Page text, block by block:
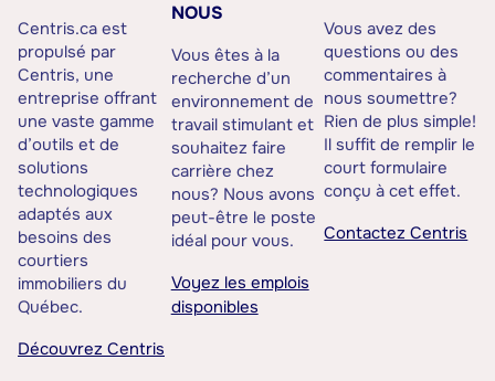
Centris.ca est
propulsé par
Centris, une
entreprise offrant
une vaste gamme
d’outils et de
solutions
technologiques
adaptés aux
besoins des
courtiers
immobiliers du
Québec.
Découvrez Centris
NOUS
Vous êtes à la
recherche d’un
environnement de
travail stimulant et
souhaitez faire
carrière chez
nous? Nous avons
peut-être le poste
idéal pour vous.
Voyez les emplois
disponibles
Vous avez des
questions ou des
commentaires à
nous soumettre?
Rien de plus simple!
Il suffit de remplir le
court formulaire
conçu à cet effet.
Contactez Centris